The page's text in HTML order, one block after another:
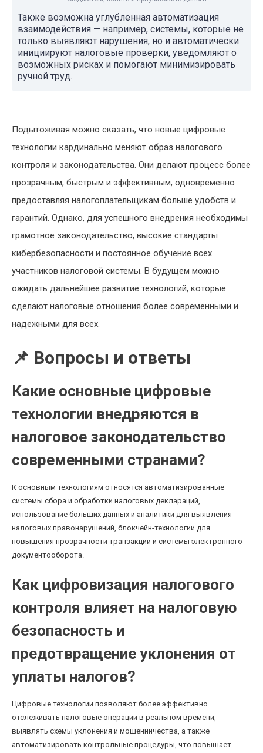
Также возможна углубленная автоматизация
взаимодействия — например, системы, которые не
только выявляют нарушения, но и автоматически
инициируют налоговые проверки, уведомляют о
возможных рисках и помогают минимизировать
ручной труд.
Подытоживая можно сказать, что новые цифровые
технологии кардинально меняют образ налогового
контроля и законодательства. Они делают процесс более
прозрачным, быстрым и эффективным, одновременно
предоставляя налогоплательщикам больше удобств и
гарантий. Однако, для успешного внедрения необходимы
грамотное законодательство, высокие стандарты
кибербезопасности и постоянное обучение всех
участников налоговой системы. В будущем можно
ожидать дальнейшее развитие технологий, которые
сделают налоговые отношения более современными и
надежными для всех.
📌 Вопросы и ответы
Какие основные цифровые
технологии внедряются в
налоговое законодательство
современными странами?
К основным технологиям относятся автоматизированные
системы сбора и обработки налоговых деклараций,
использование больших данных и аналитики для выявления
налоговых правонарушений, блокчейн-технологии для
повышения прозрачности транзакций и системы электронного
документооборота.
Как цифровизация налогового
контроля влияет на налоговую
безопасность и
предотвращение уклонения от
уплаты налогов?
Цифровые технологии позволяют более эффективно
отслеживать налоговые операции в реальном времени,
выявлять схемы уклонения и мошенничества, а также
автоматизировать контрольные процедуры, что повышает